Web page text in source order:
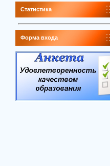
Статистика
Форма входа